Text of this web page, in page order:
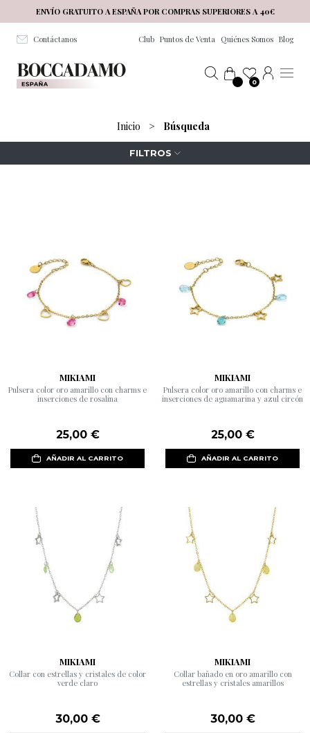
Salta al contenuto principale
ENVÍO GRATUITO A ESPAÑA POR COMPRAS SUPERIORES A 40€
Contáctanos Club Puntos de Venta Quiénes Somos Blog
0
Inicio > Búsqueda
FILTROS
MIKIAMI
Pulsera color oro amarillo con charms e
inserciones de rosalina
25,00 €
AÑADIR AL CARRITO
MIKIAMI
Pulsera color oro amarillo con charms e
inserciones de aguamarina y azul circón
25,00 €
AÑADIR AL CARRITO
MIKIAMI
Collar con estrellas y cristales de color
verde claro
30,00 €
MIKIAMI
Collar bañado en oro amarillo con
estrellas y cristales amarillos
30,00 €